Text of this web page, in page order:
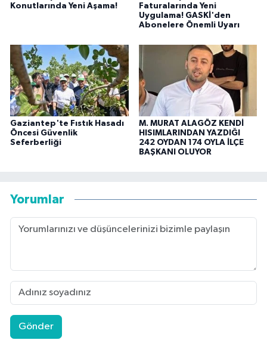
Konutlarında Yeni Aşama!
Faturalarında Yeni
Uygulama! GASKİ'den
Abonelere Önemli Uyarı
Gaziantep'te Fıstık Hasadı
Öncesi Güvenlik
Seferberliği
M. MURAT ALAGÖZ KENDİ
HISIMLARINDAN YAZDIĞI
242 OYDAN 174 OYLA İLÇE
BAŞKANI OLUYOR
Yorumlar
Gönder